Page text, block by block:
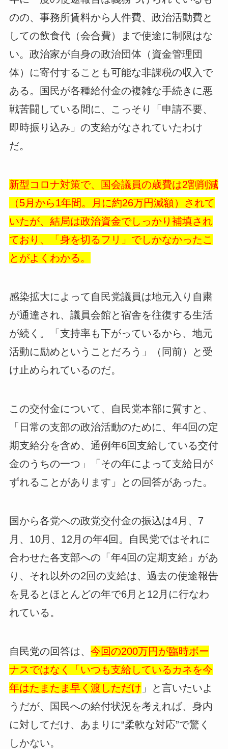
のの、事務所賃料から人件費、政治活動費と
しての飲食代（会合費）まで使途に制限はな
い。政治家が自身の政治団体（資金管理団
体）に寄付することも可能な非課税の収入で
ある。国民が各種給付金の複雑な手続きに悪
戦苦闘している間に、こっそり「申請不要、
即時振り込み」の支給がなされていたわけ
だ。
新型コロナ対策で、国会議員の歳費は2割削減
（5月から1年間。月に約26万円減額）されて
いたが、結局は政治資金でしっかり補填され
ており、「身を切るフリ」でしかなかったこ
とがよくわかる。
感染拡大によって自民党議員は地元入り自粛
が通達され、議員会館と宿舎を往復する生活
が続く。「支持率も下がっているから、地元
活動に励めということだろう」（同前）と受
け止められているのだ。
この交付金について、自民党本部に質すと、
「日常の支部の政治活動のために、年4回の定
期支給分を含め、通例年6回支給している交付
金のうちの一つ」「その年によって支給日が
ずれることがあります」との回答があった。
国から各党への政党交付金の振込は4月、7
月、10月、12月の年4回。自民党ではそれに
合わせた各支部への「年4回の定期支給」があ
り、それ以外の2回の支給は、過去の使途報告
を見るとほとんどの年で6月と12月に行なわ
れている。
自民党の回答は、 今回の200万円が臨時ボー
ナスではなく「いつも支給しているカネを今
年はたまたま早く渡しただけ 」と言いたいよ
うだが、国民への給付状況を考えれば、身内
に対してだけ、あまりに“柔軟な対応”で驚く
しかない。